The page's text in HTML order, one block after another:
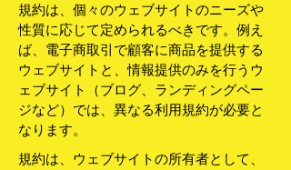
規約は、個々のウェブサイトのニーズや
性質に応じて定められるべきです。例え
ば、電子商取引で顧客に商品を提供する
ウェブサイトと、情報提供のみを行うウ
ェブサイト（ブログ、ランディングペー
ジなど）では、異なる利用規約が必要と
なります。
規約は、ウェブサイトの所有者として、